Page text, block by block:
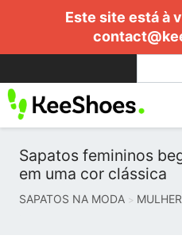
Este site está à
Sapatos femininos
em uma cor clássica
SAPATOS NA MODA